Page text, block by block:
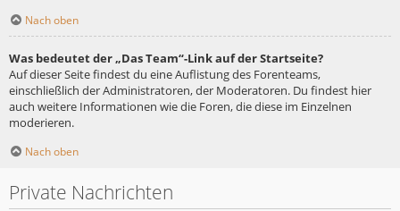
Nach oben
Was bedeutet der „Das Team“-Link auf der Startseite?
Auf dieser Seite findest du eine Auflistung des Forenteams,
einschließlich der Administratoren, der Moderatoren. Du findest hier
auch weitere Informationen wie die Foren, die diese im Einzelnen
moderieren.
Nach oben
Private Nachrichten